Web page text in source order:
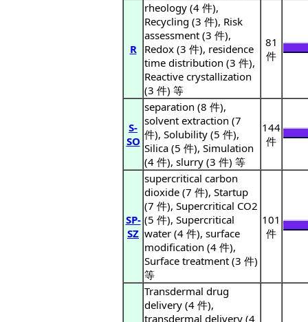
R
rheology (4 件),
Recycling (3 件), Risk
assessment (3 件),
Redox (3 件), residence
time distribution (3 件),
Reactive crystallization
(3 件) 等
81
件
S-
SO
separation (8 件),
solvent extraction (7
件), Solubility (5 件),
Silica (5 件), Simulation
(4 件), slurry (3 件) 等
144
件
SP-
SZ
supercritical carbon
dioxide (7 件), Startup
(7 件), Supercritical CO2
(5 件), Supercritical
water (4 件), surface
modification (4 件),
Surface treatment (3 件)
等
101
件
Transdermal drug
delivery (4 件),
transdermal delivery (4